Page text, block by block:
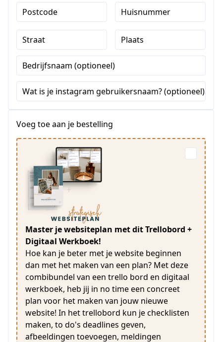
Postcode Huisnummer
Straat Plaats
Bedrijfsnaam (optioneel)
Wat is je instagram gebruikersnaam? (optioneel)
Voeg toe aan je bestelling
Master je websiteplan met dit Trellobord +
Digitaal Werkboek!
Hoe kan je beter met je website beginnen
dan met het maken van een plan? Met deze
combibundel van een trello bord en digitaal
werkboek, heb jij in no time een concreet
plan voor het maken van jouw nieuwe
website! In het trellobord kun je checklisten
maken, to do's deadlines geven,
afbeeldingen toevoegen, meldingen